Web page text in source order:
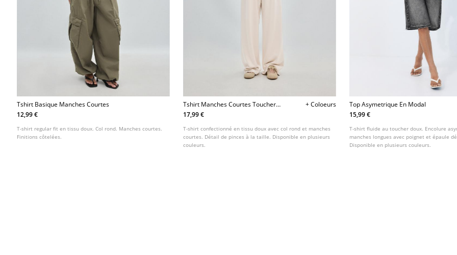
Tshirt Basique Manches Courtes
12,99 €
T-shirt regular fit en tissu doux. Col rond. Manches courtes.
Finitions côtelées.
Tshirt Manches Courtes Toucher
Doux
+ Coloeurs
17,99 €
T-shirt confectionné en tissu doux avec col rond et manches
courtes. Détail de pinces à la taille. Disponible en plusieurs
couleurs.
Top Asymetrique En Modal
15,99 €
T-shirt fluide au toucher doux. Encolure
manches longues avec poignet et épaule
Disponible en plusieurs couleurs.